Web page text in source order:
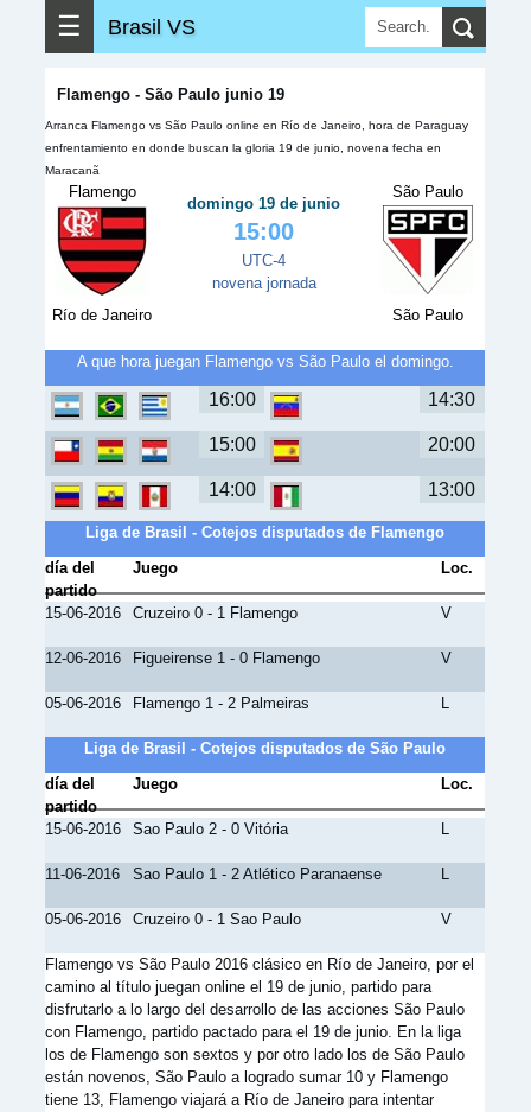
☰ Brasil VS
Flamengo - São Paulo junio 19
Arranca Flamengo vs São Paulo online en Río de Janeiro, hora de Paraguay
enfrentamiento en donde buscan la gloria 19 de junio, novena fecha en
Maracanã
Flamengo
Río de Janeiro
domingo 19 de junio
15:00
UTC-4
novena jornada
São Paulo
São Paulo
A que hora juegan Flamengo vs São Paulo el domingo.
16:00 14:30
15:00 20:00
14:00 13:00
Liga de Brasil - Cotejos disputados de Flamengo
día del
partido
Juego Loc.
15-06-2016 Cruzeiro 0 - 1 Flamengo V
12-06-2016 Figueirense 1 - 0 Flamengo V
05-06-2016 Flamengo 1 - 2 Palmeiras L
Liga de Brasil - Cotejos disputados de São Paulo
día del
partido
Juego Loc.
15-06-2016 Sao Paulo 2 - 0 Vitória L
11-06-2016 Sao Paulo 1 - 2 Atlético Paranaense L
05-06-2016 Cruzeiro 0 - 1 Sao Paulo V
Flamengo vs São Paulo 2016 clásico en Río de Janeiro, por el
camino al título juegan online el 19 de junio, partido para
disfrutarlo a lo largo del desarrollo de las acciones São Paulo
con Flamengo, partido pactado para el 19 de junio. En la liga
los de Flamengo son sextos y por otro lado los de São Paulo
están novenos, São Paulo a logrado sumar 10 y Flamengo
tiene 13, Flamengo viajará a Río de Janeiro para intentar